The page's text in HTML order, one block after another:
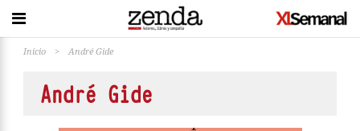
Inicio > André Gide
André Gide